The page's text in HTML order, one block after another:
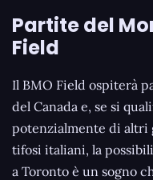
Partite del
Field
Il BMO Field ospiterà
del Canada e, se si
potenzialmente di altri
tifosi italiani, la
a Toronto è un sogno